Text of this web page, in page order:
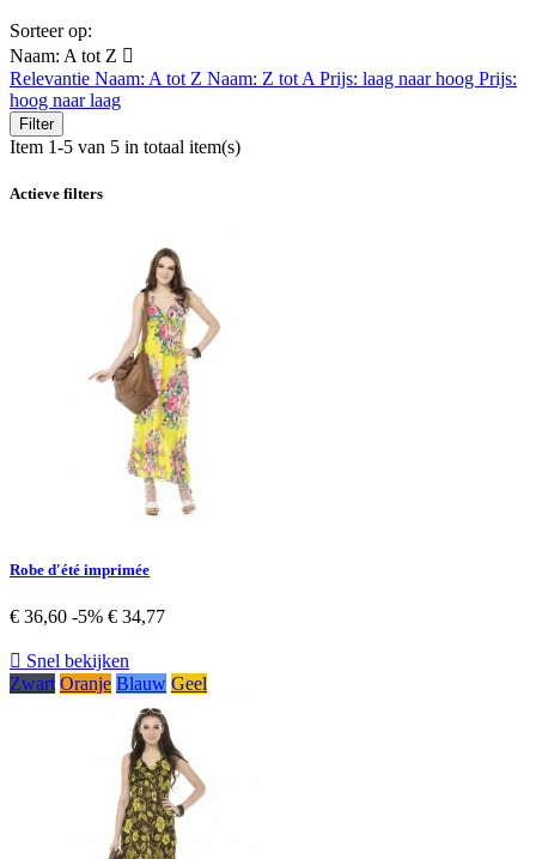
Sorteer op:
Naam: A tot Z 
Relevantie Naam: A tot Z Naam: Z tot A Prijs: laag naar hoog Prijs:
hoog naar laag
Filter
Item 1-5 van 5 in totaal item(s)
Actieve filters
Robe d'été imprimée
€ 36,60 -5% € 34,77
 Snel bekijken
Zwart Oranje Blauw Geel